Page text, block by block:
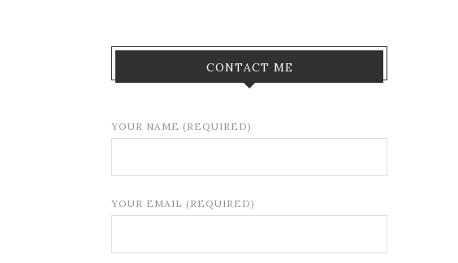
CONTACT ME
YOUR NAME (REQUIRED)
YOUR EMAIL (REQUIRED)